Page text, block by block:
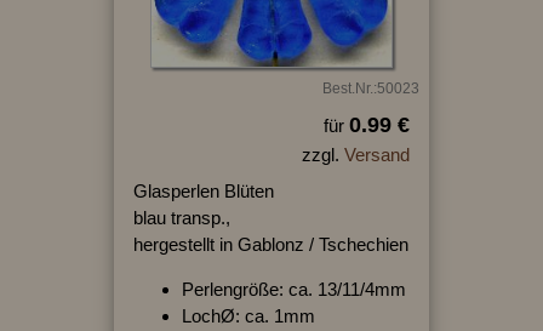
Best.Nr.:50023
für 0.99 €
zzgl. Versand
Glasperlen Blüten
blau transp.,
hergestellt in Gablonz / Tschechien
Perlengröße: ca. 13/11/4mm
LochØ: ca. 1mm